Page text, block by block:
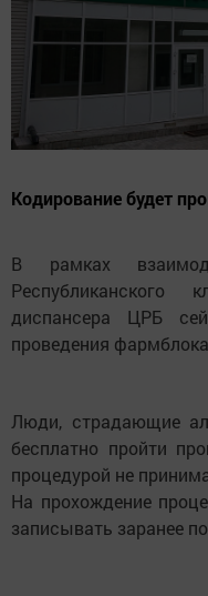
Кодирование будет
В рамках
Республиканского
диспансера ЦРБ
проведения
Люди, страдающие
бесплатно пройти
процедурой не
На прохождение
записывать заранее